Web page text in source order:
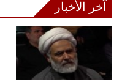
آخر الأخبار